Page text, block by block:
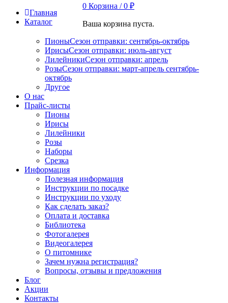
0 Корзина /0 ₽
Ваша корзина пуста.
Главная
Каталог
ПионыСезон отправки: сентябрь-октябрь
ИрисыСезон отправки: июль-август
ЛилейникиСезон отправки: апрель
РозыСезон отправки: март-апрель сентябрь-
октябрь
Другое
О нас
Прайс-листы
Пионы
Ирисы
Лилейники
Розы
Наборы
Срезка
Информация
Полезная информация
Инструкции по посадке
Инструкции по уходу
Как сделать заказ?
Оплата и доставка
Библиотека
Фотогалерея
Видеогалерея
О питомнике
Зачем нужна регистрация?
Вопросы, отзывы и предложения
Блог
Акции
Контакты